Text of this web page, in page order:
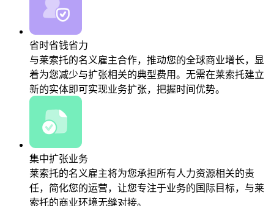
省时省钱省力
与莱索托的名义雇主合作，推动您的全球商业增长，显
着为您减少与扩张相关的典型费用。无需在莱索托建立
新的实体即可实现业务扩张，把握时间优势。
集中扩张业务
莱索托的名义雇主将为您承担所有人力资源相关的责
任，简化您的运营，让您专注于业务的国际目标，与莱
索托的商业环境无缝对接。